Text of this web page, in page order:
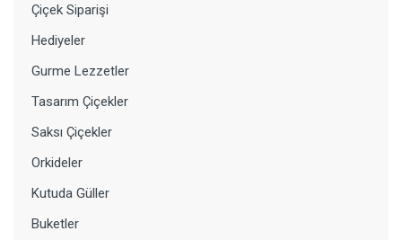
Çiçek Siparişi
Hediyeler
Gurme Lezzetler
Tasarım Çiçekler
Saksı Çiçekler
Orkideler
Kutuda Güller
Buketler